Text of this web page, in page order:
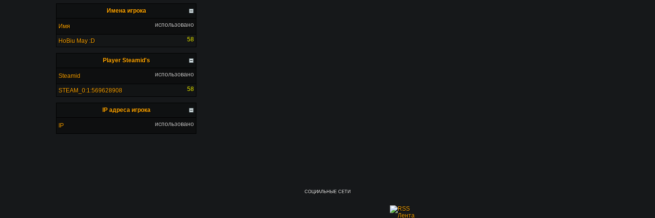
Имена игрока
Имя использовано
HoBiu May :D 58
Player Steamid's
Steamid использовано
STEAM_0:1:569628908 58
IP адреса игрока
IP использовано
СОЦИАЛЬНЫЕ СЕТИ